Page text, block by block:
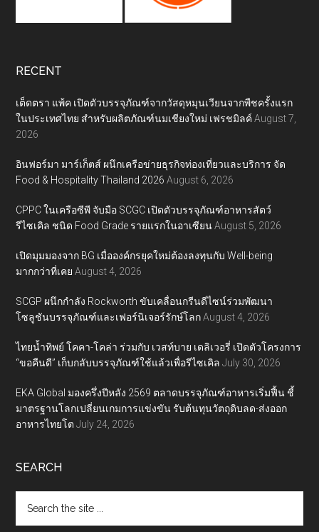
RECENT
เต็ดตรา แพ้ค เปิดตัวบรรจุภัณฑ์จากวัสดุหมุนเวียนจากพืชครั้งแรก
ในประเทศไทย สำหรับผลิตภัณฑ์นมเชียงใหม่ เฟรชมิลค์ August 7,
2026
อินฟอร์มา มาร์เก็ตส์ ผนึกเครือข่ายธุรกิจท่องเที่ยวและบริการ จัด
Food & Hospitality Thailand 2026 August 6, 2026
CPPC ในเครือซีพี จับมือ SCGC เปิดตัวบรรจุภัณฑ์อาหารสัตว์
รีไซเคิล ชนิด Food Grade รายแรกในอาเซียน August 5, 2026
เปิดมุมมองจาก BG เมื่อองค์กรยุคใหม่ต้องลงทุนกับ Well-being
มากกว่าที่เคย August 4, 2026
SCGP ผนึกกำลัง Rockworth ขับเคลื่อนกรีนดีไซน์ร่วมพัฒนา
โซลูชันบรรจุภัณฑ์และเฟอร์นิเจอร์รักษ์โลก August 4, 2026
ไทยน้ำทิพย์ โคคา-โคล่า ร่วมกับ เวสท์บาย เดลิเวอรี่ เปิดตัวโครงการ
“ขอคืนดี” เก็บกลับบรรจุภัณฑ์ใช้แล้วเพื่อรีไซเคิล July 30, 2026
EKA Global มองครึ่งปีหลัง 2569 ตลาดบรรจุภัณฑ์อาหารเริ่มฟื้น ชี้
มาตรฐานโลกเปลี่ยนเกมการแข่งขัน รับต้นทุนวัตถุดิบลด-ส่งออก
อาหารไทยโต July 24, 2026
SEARCH
the
site